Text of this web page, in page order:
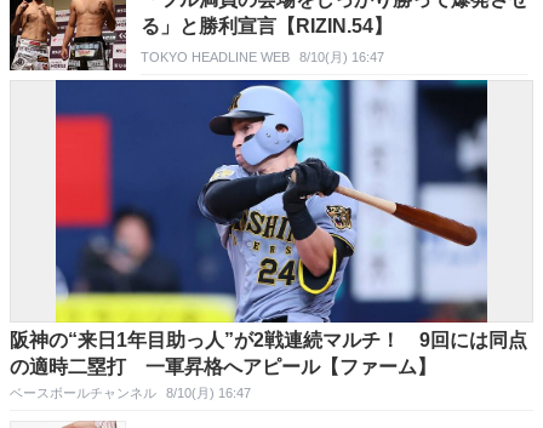
る」と勝利宣言【RIZIN.54】
TOKYO HEADLINE WEB 8/10(月) 16:47
阪神の“来日1年目助っ人”が2戦連続マルチ！ 9回には同点
の適時二塁打 一軍昇格へアピール【ファーム】
ベースボールチャンネル 8/10(月) 16:47